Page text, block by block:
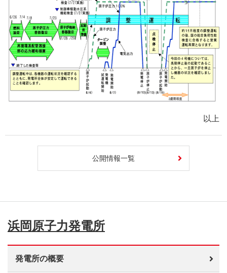
以上
公開情報一覧
浜岡原子力発電所
発電所の概要